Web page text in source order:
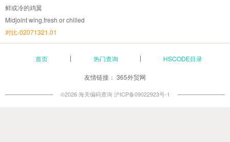
鲜或冷的鸡翼
Midjoint wing,fresh or chilled
对比-02071321.01
首页 热门查询 HSCODE目录
友情链接： 365外贸网
©2026 海关编码查询 沪ICP备09022923号-1